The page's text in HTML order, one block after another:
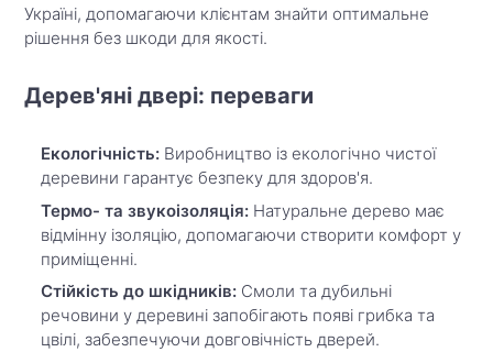
Україні, допомагаючи клієнтам знайти оптимальне
рішення без шкоди для якості.
Дерев'яні двері: переваги
Екологічність: Виробництво із екологічно чистої
деревини гарантує безпеку для здоров'я.
Термо- та звукоізоляція: Натуральне дерево має
відмінну ізоляцію, допомагаючи створити комфорт у
приміщенні.
Стійкість до шкідників: Смоли та дубильні
речовини у деревині запобігають появі грибка та
цвілі, забезпечуючи довговічність дверей.